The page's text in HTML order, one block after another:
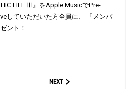
FILE Ⅲ』をApple MusicでPre-
していただいた方全員に、 「メンバ
ント！
NEXT